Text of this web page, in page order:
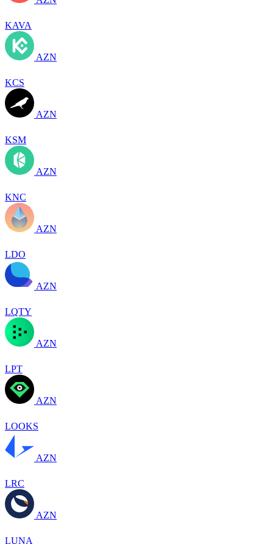
KAVA
AZN
KCS
AZN
KSM
AZN
KNC
AZN
LDO
AZN
LQTY
AZN
LPT
AZN
LOOKS
AZN
LRC
AZN
LUNA